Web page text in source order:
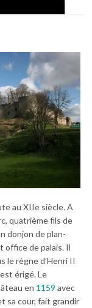
au XIIe siècle. A
quatrième fils de
donjon de plan-
office de palais. Il
le règne d’Henri II
érigé. Le
en 1159 avec
sa cour, fait grandir